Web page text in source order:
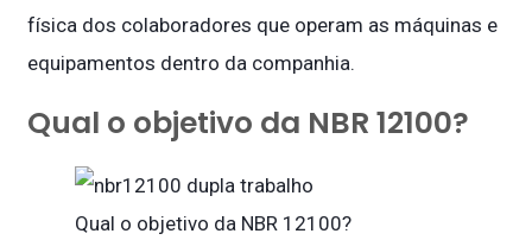
física dos colaboradores que operam as máquinas e
equipamentos dentro da companhia.
Qual o objetivo da NBR 12100?
Qual o objetivo da NBR 12100?